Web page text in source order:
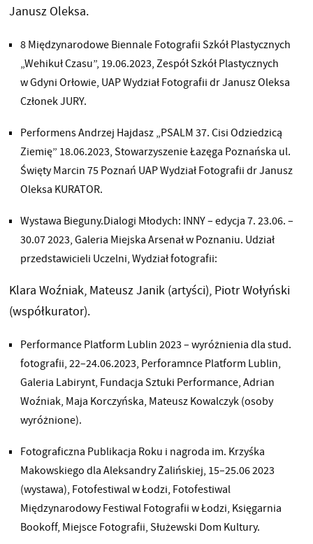
Janusz Oleksa.
8 Międzynarodowe Biennale Fotografii Szkół Plastycznych
„Wehikuł Czasu”, 19.06.2023, Zespół Szkół Plastycznych
w Gdyni Orłowie, UAP Wydział Fotografii dr Janusz Oleksa
Członek JURY.
Performens Andrzej Hajdasz „PSALM 37. Cisi Odziedzicą
Ziemię” 18.06.2023, Stowarzyszenie Łazęga Poznańska ul.
Święty Marcin 75 Poznań UAP Wydział Fotografii dr Janusz
Oleksa KURATOR.
Wystawa Bieguny.Dialogi Młodych: INNY – edycja 7. 23.06. –
30.07 2023, Galeria Miejska Arsenał w Poznaniu. Udział
przedstawicieli Uczelni, Wydział fotografii:
Klara Woźniak, Mateusz Janik (artyści), Piotr Wołyński
(współkurator).
Performance Platform Lublin 2023 – wyróżnienia dla stud.
fotografii, 22–24.06.2023, Perforamnce Platform Lublin,
Galeria Labirynt, Fundacja Sztuki Performance, Adrian
Woźniak, Maja Korczyńska, Mateusz Kowalczyk (osoby
wyróżnione).
Fotograficzna Publikacja Roku i nagroda im. Krzyśka
Makowskiego dla Aleksandry Żalińskiej, 15–25.06 2023
(wystawa), Fotofestiwal w Łodzi, Fotofestiwal
Międzynarodowy Festiwal Fotografii w Łodzi, Księgarnia
Bookoff, Miejsce Fotografii, Służewski Dom Kultury.